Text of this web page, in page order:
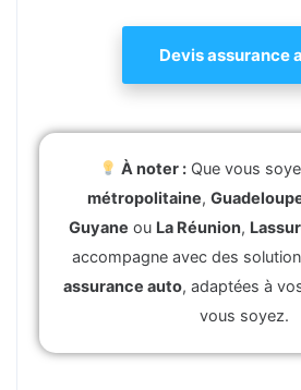
Devis assurance
À noter : Que vous
métropolitaine,
Guyane ou La Réunion,
accompagne avec des
assurance auto, adaptées à
vous soyez.